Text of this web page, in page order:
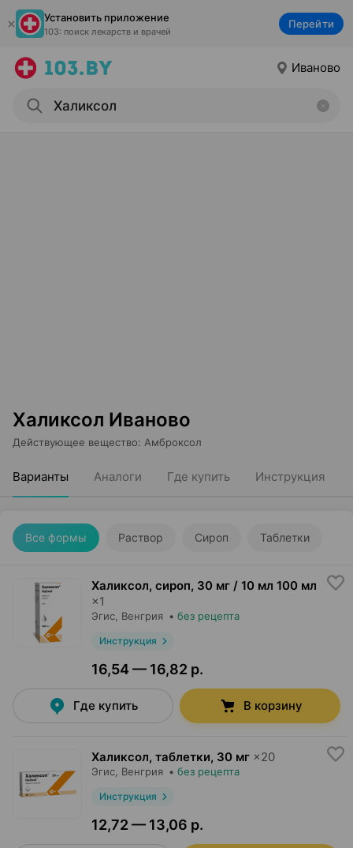
Установить приложение
103: поиск лекарств и врачей
Перейти
Иваново
Халиксол Иваново
Действующее вещество: Амброксол
Варианты Аналоги Где купить Инструкция
Все формы Раствор Сироп Таблетки
Халиксол, сироп, 30 мг / 10 мл 100 мл
×1
Эгис , Венгрия • без рецепта
Инструкция
16,54 — 16,82 р.
Где купить В корзину
Халиксол, таблетки, 30 мг ×20
Эгис , Венгрия • без рецепта
Инструкция
12,72 — 13,06 р.